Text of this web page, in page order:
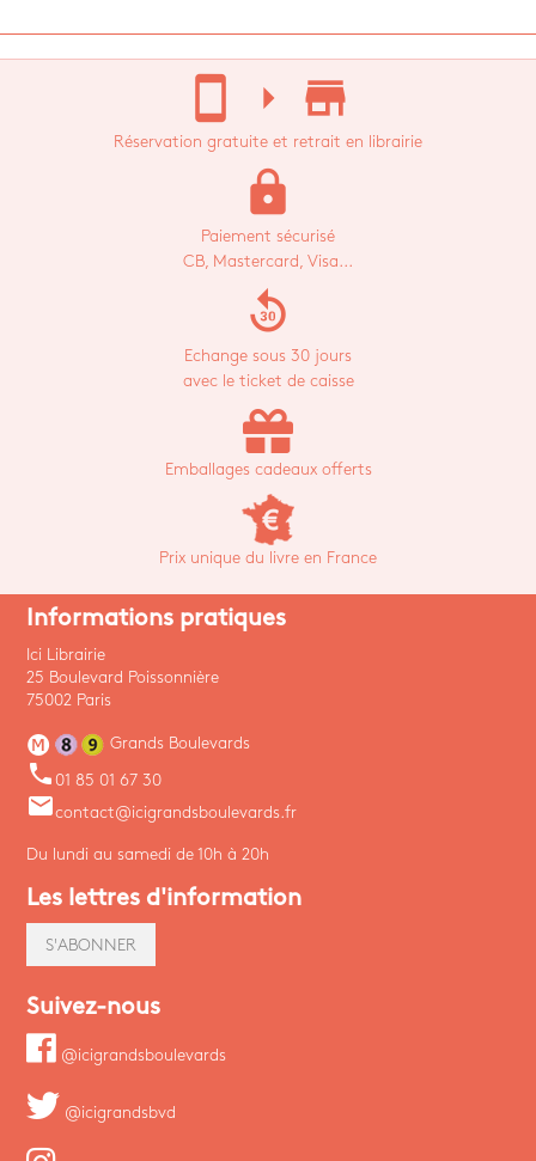
stay_current_portrait arrow_right store_mall_directory
Réservation gratuite et retrait en librairie
lock
Paiement sécurisé
CB, Mastercard, Visa...
replay_30
Echange sous 30 jours
avec le ticket de caisse
Emballages cadeaux offerts
Prix unique du livre en France
Informations pratiques
Ici Librairie
25 Boulevard Poissonnière
75002 Paris
Grands Boulevards
phone 01 85 01 67 30
emailcontact@icigrandsboulevards.fr
Du lundi au samedi de 10h à 20h
Les lettres d'information
S'ABONNER
Suivez-nous
@icigrandsboulevards
@icigrandsbvd